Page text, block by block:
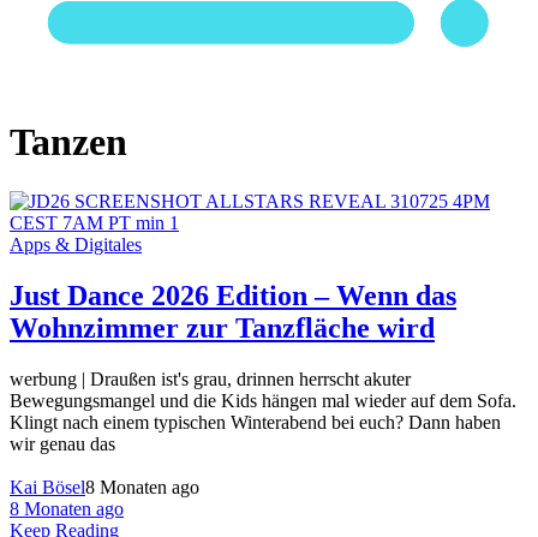
Tanzen
Apps & Digitales
Just Dance 2026 Edition – Wenn das
Wohnzimmer zur Tanzfläche wird
werbung | Draußen ist's grau, drinnen herrscht akuter
Bewegungsmangel und die Kids hängen mal wieder auf dem Sofa.
Klingt nach einem typischen Winterabend bei euch? Dann haben
wir genau das
Kai Bösel8 Monaten ago
8 Monaten ago
Keep Reading